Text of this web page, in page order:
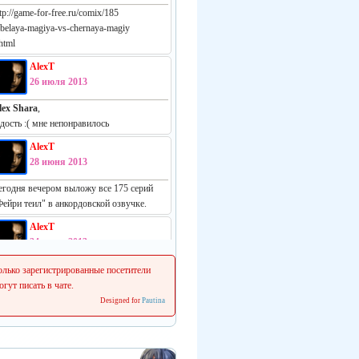
game-for-free.ru/comix/185
magiya-vs-chernaya-magiy
AlexT
26 июля 2013
Shara,
:( мне непонравилось
AlexT
28 июня 2013
вечером выложу все 175 серий
теил" в анкордовской озвучке.
AlexT
24 июня 2013
русская манга:
vk.com/white_vs_black_m
начинаем делать свежие релизы.
зарегистрированные посетители
писать в чате.
Designed for Pautina